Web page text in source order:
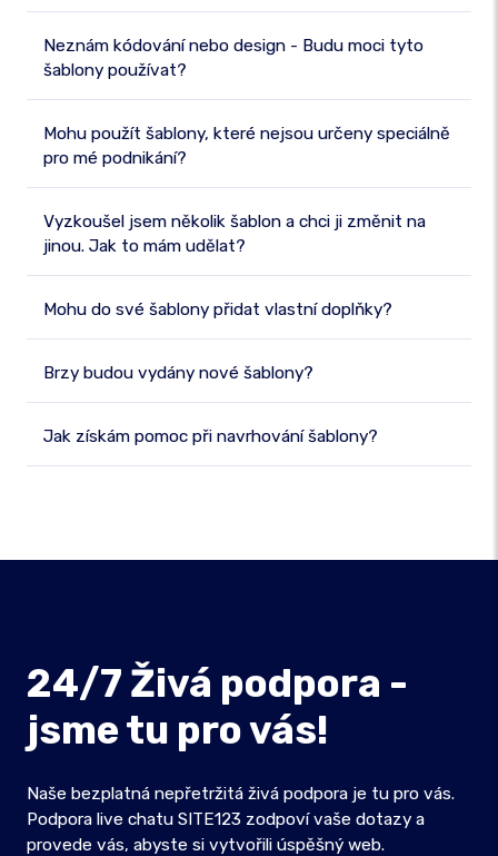
Neznám kódování nebo design - Budu moci tyto
šablony používat?
Mohu použít šablony, které nejsou určeny speciálně
pro mé podnikání?
Vyzkoušel jsem několik šablon a chci ji změnit na
jinou. Jak to mám udělat?
Mohu do své šablony přidat vlastní doplňky?
Brzy budou vydány nové šablony?
Jak získám pomoc při navrhování šablony?
24/7 Živá podpora -
jsme tu pro vás!
Naše bezplatná nepřetržitá živá podpora je tu pro vás.
Podpora live chatu SITE123 zodpoví vaše dotazy a
provede vás, abyste si vytvořili úspěšný web.